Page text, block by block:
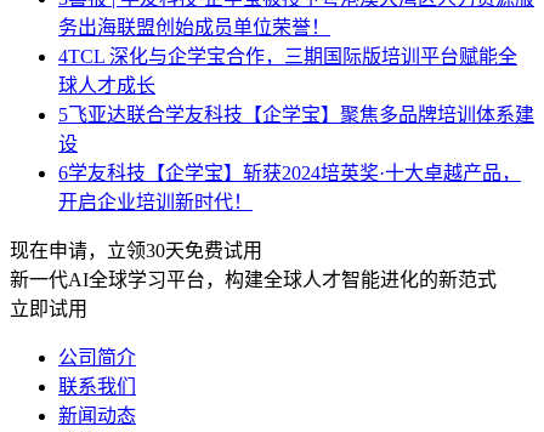
务出海联盟创始成员单位荣誉！
4TCL 深化与企学宝合作，三期国际版培训平台赋能全
球人才成长
5飞亚达联合学友科技【企学宝】聚焦多品牌培训体系建
设
6学友科技【企学宝】斩获2024培英奖·十大卓越产品，
开启企业培训新时代！
现在申请，立领30天免费试用
新一代AI全球学习平台，构建全球人才智能进化的新范式
立即试用
公司简介
联系我们
新闻动态